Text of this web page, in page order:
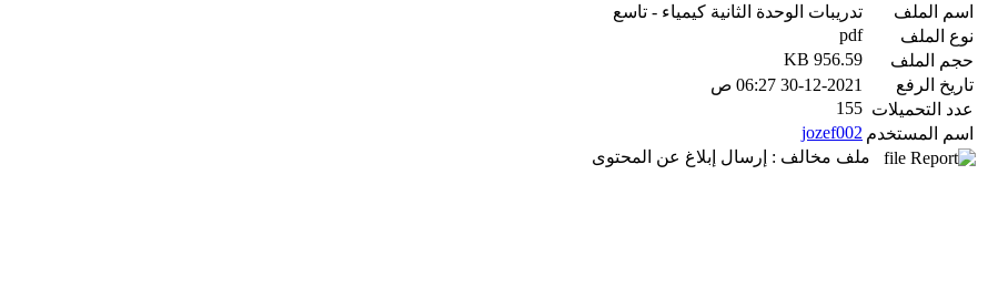
اسم الملف
تدريبات الوحدة الثانية كيمياء - تاسع
نوع الملف
pdf
حجم الملف
956.59 KB
تاريخ الرفع
30-12-2021 06:27 ص
عدد التحميلات 155
اسم المستخدم jozef002
ملف مخالف : إرسال إبلاغ عن المحتوى